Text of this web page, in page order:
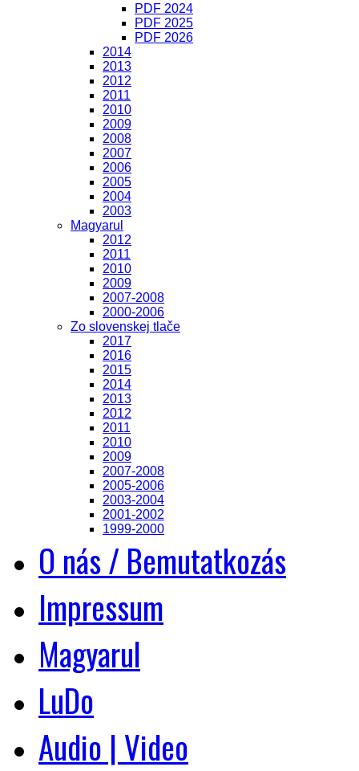
PDF 2024
PDF 2025
PDF 2026
2014
2013
2012
2011
2010
2009
2008
2007
2006
2005
2004
2003
Magyarul
2012
2011
2010
2009
2007-2008
2000-2006
Zo slovenskej tlače
2017
2016
2015
2014
2013
2012
2011
2010
2009
2007-2008
2005-2006
2003-2004
2001-2002
1999-2000
O nás / Bemutatkozás
Impressum
Magyarul
LuDo
Audio | Video